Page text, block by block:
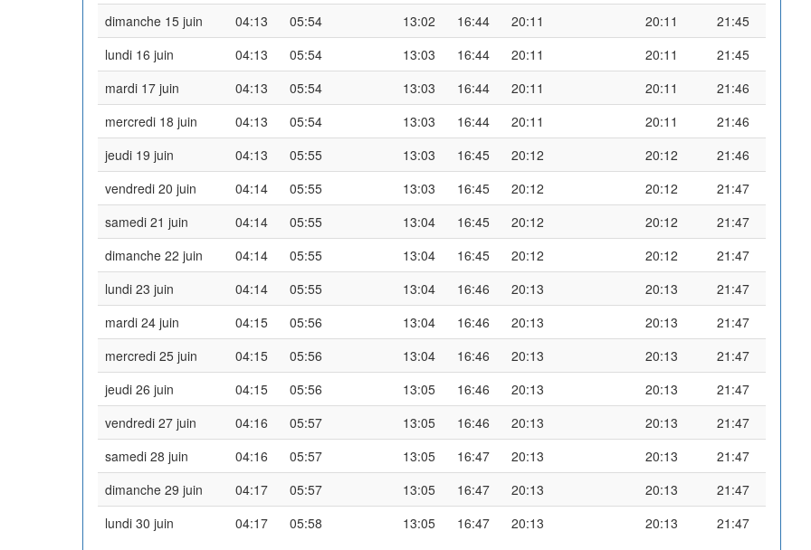
dimanche 15 juin 04:13 05:54 13:02 16:44 20:11 20:11
21:45
lundi 16 juin
04:13 05:54 13:03 16:44 20:11 20:11
21:45
mardi 17 juin
04:13 05:54 13:03 16:44 20:11 20:11
21:46
mercredi 18 juin
04:13 05:54 13:03 16:44 20:11 20:11
21:46
jeudi 19 juin
04:13 05:55 13:03 16:45 20:12 20:12
21:46
vendredi 20 juin
04:14 05:55 13:03 16:45 20:12 20:12
21:47
samedi 21 juin
04:14 05:55 13:04 16:45 20:12 20:12
21:47
dimanche 22 juin
04:14 05:55 13:04 16:45 20:12 20:12
21:47
lundi 23 juin
04:14 05:55 13:04 16:46 20:13 20:13
21:47
mardi 24 juin
04:15 05:56 13:04 16:46 20:13 20:13
21:47
mercredi 25 juin
04:15 05:56 13:04 16:46 20:13 20:13
21:47
jeudi 26 juin
04:15 05:56 13:05 16:46 20:13 20:13
21:47
vendredi 27 juin
04:16 05:57 13:05 16:46 20:13 20:13
21:47
samedi 28 juin
04:16 05:57 13:05 16:47 20:13 20:13
21:47
dimanche 29 juin
04:17 05:57 13:05 16:47 20:13 20:13
21:47
lundi 30 juin
04:17 05:58 13:05 16:47 20:13 20:13 21:47